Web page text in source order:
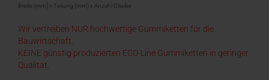
Breite (mm) x Teilung (mm) x Anzahl Glieder
Wir vertreiben NUR hochwertige Gummiketten für die
Bauwirtschaft.
KEINE günstig produzierten ECO-Line Gummiketten in geringer
Qualität.